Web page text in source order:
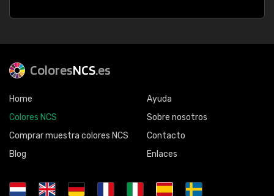
ColoresNCS.es
Home
Colores NCS
Comprar muestra colores NCS
Blog
Ayuda
Sobre nosotros
Contacto
Enlaces